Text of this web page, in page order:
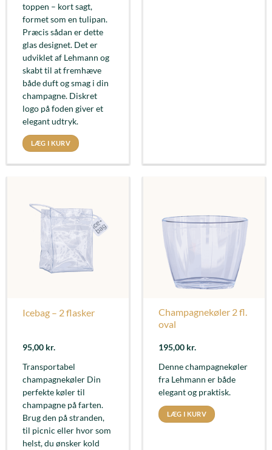
toppen – kort sagt,
formet som en tulipan.
Præcis sådan er dette
glas designet. Det er
udviklet af Lehmann og
skabt til at fremhæve
både duft og smag i din
champagne. Diskret
logo på foden giver et
elegant udtryk.
LÆG I KURV
Icebag – 2 flasker
95,00 kr.
Transportabel
champagnekøler Din
perfekte køler til
champagne på farten.
Brug den på stranden,
til picnic eller hvor som
helst, du ønsker kold
Champagnekøler 2 fl.
oval
195,00 kr.
Denne champagnekøler
fra Lehmann er både
elegant og praktisk.
LÆG I KURV